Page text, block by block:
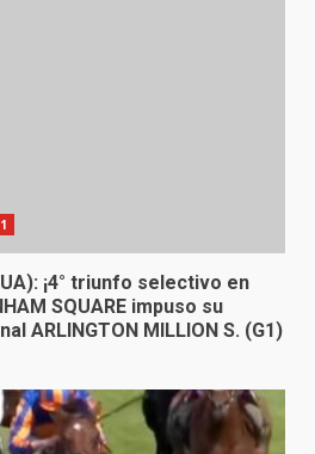
¡4° triunfo selectivo en
SQUARE impuso su
ARLINGTON MILLION S. (G1)